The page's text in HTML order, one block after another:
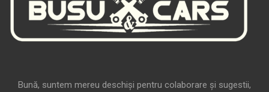
Bună, suntem mereu deschiși pentru colaborare și sugestii,